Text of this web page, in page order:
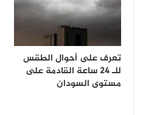
تعرف على أحوال الطقس
للـ 24 ساعة القادمة على
مستوى السودان